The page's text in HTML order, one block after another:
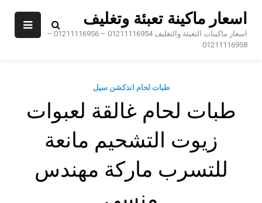
اسعار ماكينة تعبئة وتغليف
اسعار ماكينات التعبئة والتغليف 01211116954 – 01211116956 –
01211116958
طبات لحام اندكشن سيل
طبات لحام غالقة لعبوات
زيوت التشحيم مانعة
للتسرب ماركة مهندس